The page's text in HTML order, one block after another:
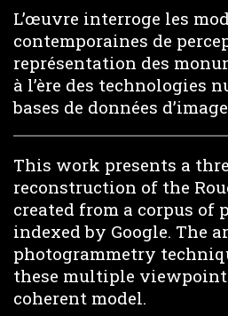
L’œuvre interroge les
contemporaines de
représentation des
à l’ère des technologies
bases de données
This work presents a
reconstruction of the
created from a corpus of
indexed by Google. The
photogrammetry
these multiple
coherent model.